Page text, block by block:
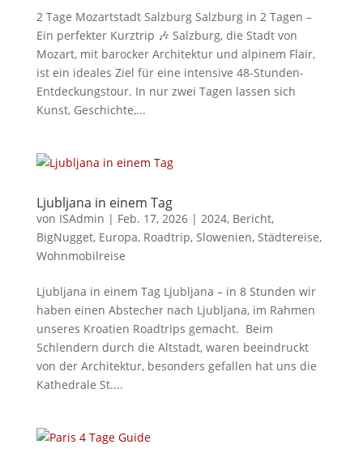
2 Tage Mozartstadt Salzburg Salzburg in 2 Tagen –
Ein perfekter Kurztrip 🎶 Salzburg, die Stadt von
Mozart, mit barocker Architektur und alpinem Flair,
ist ein ideales Ziel für eine intensive 48‑Stunden-
Entdeckungstour. In nur zwei Tagen lassen sich
Kunst, Geschichte,...
Ljubljana in einem Tag
von ISAdmin | Feb. 17, 2026| 2024, Bericht,
BigNugget, Europa, Roadtrip, Slowenien, Städtereise,
Wohnmobilreise
Ljubljana in einem Tag Ljubljana – in 8 Stunden wir
haben einen Abstecher nach Ljubljana, im Rahmen
unseres Kroatien Roadtrips gemacht. Beim
Schlendern durch die Altstadt, waren beeindruckt
von der Architektur, besonders gefallen hat uns die
Kathedrale St....